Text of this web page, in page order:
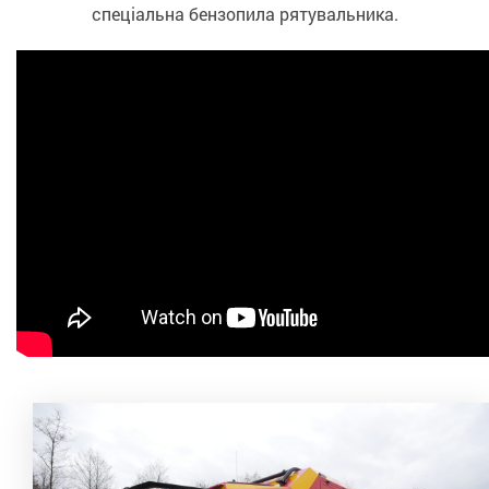
спеціальна бензопила рятувальника.